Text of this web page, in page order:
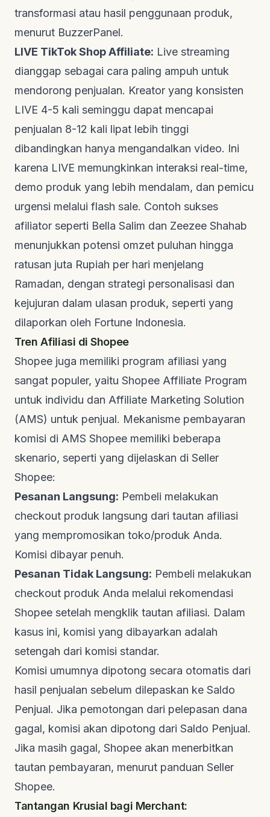
transformasi atau hasil penggunaan produk,
menurut BuzzerPanel.
LIVE TikTok Shop Affiliate: Live streaming
dianggap sebagai cara paling ampuh untuk
mendorong penjualan. Kreator yang konsisten
LIVE 4-5 kali seminggu dapat mencapai
penjualan 8-12 kali lipat lebih tinggi
dibandingkan hanya mengandalkan video. Ini
karena LIVE memungkinkan interaksi real-time,
demo produk yang lebih mendalam, dan pemicu
urgensi melalui flash sale. Contoh sukses
afiliator seperti Bella Salim dan Zeezee Shahab
menunjukkan potensi omzet puluhan hingga
ratusan juta Rupiah per hari menjelang
Ramadan, dengan strategi personalisasi dan
kejujuran dalam ulasan produk, seperti yang
dilaporkan oleh Fortune Indonesia.
Tren Afiliasi di Shopee
Shopee juga memiliki program afiliasi yang
sangat populer, yaitu Shopee Affiliate Program
untuk individu dan Affiliate Marketing Solution
(AMS) untuk penjual. Mekanisme pembayaran
komisi di AMS Shopee memiliki beberapa
skenario, seperti yang dijelaskan di Seller
Shopee:
Pesanan Langsung: Pembeli melakukan
checkout produk langsung dari tautan afiliasi
yang mempromosikan toko/produk Anda.
Komisi dibayar penuh.
Pesanan Tidak Langsung: Pembeli melakukan
checkout produk Anda melalui rekomendasi
Shopee setelah mengklik tautan afiliasi. Dalam
kasus ini, komisi yang dibayarkan adalah
setengah dari komisi standar.
Komisi umumnya dipotong secara otomatis dari
hasil penjualan sebelum dilepaskan ke Saldo
Penjual. Jika pemotongan dari pelepasan dana
gagal, komisi akan dipotong dari Saldo Penjual.
Jika masih gagal, Shopee akan menerbitkan
tautan pembayaran, menurut panduan Seller
Shopee.
Tantangan Krusial bagi Merchant: